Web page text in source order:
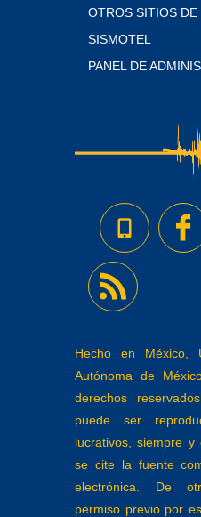
OTROS SITIOS DE
SISMOTEL
PANEL DE
Hecho en México,
Autónoma de
derechos
puede ser
lucrativos, siempre y
se cite la fuente
electrónica. De
permiso previo por